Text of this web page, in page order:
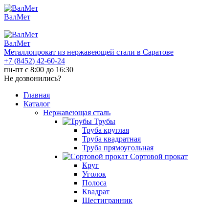
ВалМет
ВалМет
Металлопрокат из нержавеющей стали в Саратове
+7 (8452) 42-60-24
пн-пт с 8:00 до 16:30
Не дозвонились?
Главная
Каталог
Нержавеющая сталь
Трубы
Труба круглая
Труба квадратная
Труба прямоугольная
Сортовой прокат
Круг
Уголок
Полоса
Квадрат
Шестигранник